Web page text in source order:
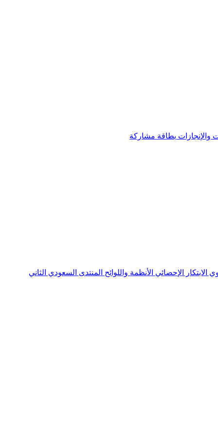
والإنجازات بطاقة مشاركة
الابتكار الإحصائي الأنظمة واللوائح المنتدى السعودي الثاني